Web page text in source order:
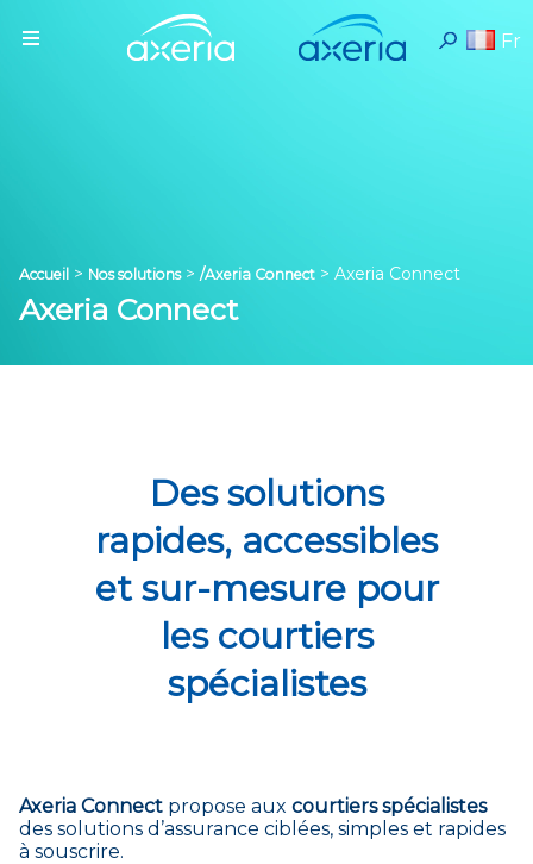
Fr
Accueil > Nos solutions> /Axeria Connect > Axeria Connect
Axeria Connect
Des solutions
rapides, accessibles
et sur-mesure pour
les courtiers
spécialistes
Axeria Connect propose aux courtiers spécialistes
des solutions d’assurance ciblées, simples et rapides
à souscrire.